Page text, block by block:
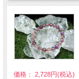
価格： 2,728円(税込)